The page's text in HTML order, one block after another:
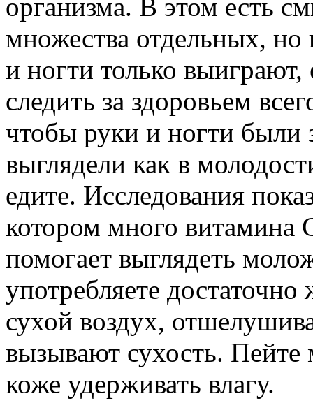
организма. В этом есть
множества отдельных, но
и ногти только
следить за здоровьем
чтобы руки и ногти были
выглядели как в
едите. Исследования
котором много витамина
помогает выглядеть
употребляете
сухой воздух,
вызывают сухость.
коже удерживать влагу.